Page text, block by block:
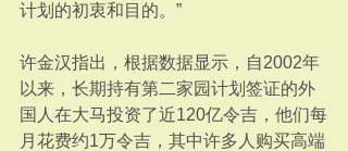
计划的初衷和目的。”
许金汉指出，根据数据显示，自2002年
以来，长期持有第二家园计划签证的外
国人在大马投资了近120亿令吉，他们每
月花费约1万令吉，其中许多人购买高端